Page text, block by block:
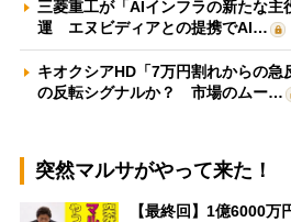
三菱重工が「AIインフラの新たな主
運 エヌビディアとの提携でAI…
キオクシアHD「7万円割れからの急
の反転シグナルか？ 市場のムー…
突然マルサがやって来た！
【最終回】1億6000万